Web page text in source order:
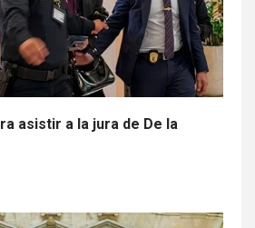
asistir a la jura de De la